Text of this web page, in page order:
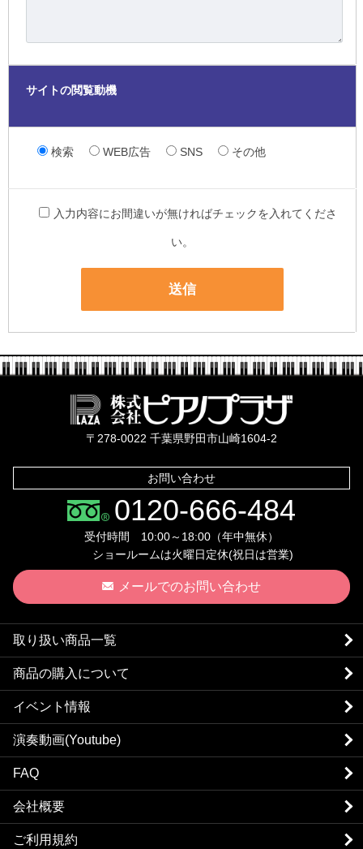
サイトの閲覧動機
検索 WEB広告 SNS その他
入力内容にお間違いが無ければチェックを入れてくださ
い。
〒278-0022 千葉県野田市山崎1604-2
お問い合わせ
0120-666-484
受付時間 10:00～18:00（年中無休）
ショールームは火曜日定休(祝日は営業)
メールでのお問い合わせ
取り扱い商品一覧
商品の購入について
イベント情報
演奏動画(Youtube)
FAQ
会社概要
ご利用規約